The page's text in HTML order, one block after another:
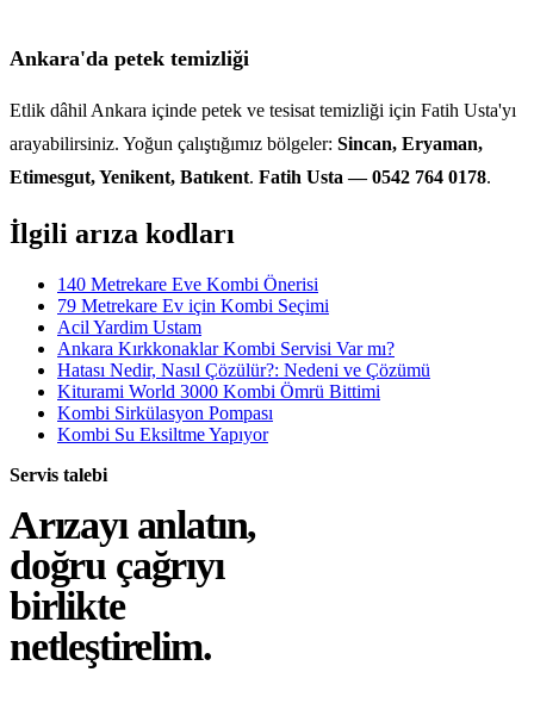
Ankara'da petek temizliği
Etlik dâhil Ankara içinde petek ve tesisat temizliği için Fatih Usta'yı
arayabilirsiniz. Yoğun çalıştığımız bölgeler: Sincan, Eryaman,
Etimesgut, Yenikent, Batıkent. Fatih Usta — 0542 764 0178.
İlgili arıza kodları
140 Metrekare Eve Kombi Önerisi
79 Metrekare Ev için Kombi Seçimi
Acil Yardim Ustam
Ankara Kırkkonaklar Kombi Servisi Var mı?
Hatası Nedir, Nasıl Çözülür?: Nedeni ve Çözümü
Kiturami World 3000 Kombi Ömrü Bittimi
Kombi Sirkülasyon Pompası
Kombi Su Eksiltme Yapıyor
Servis talebi
Arızayı anlatın,
doğru çağrıyı
birlikte
netleştirelim.